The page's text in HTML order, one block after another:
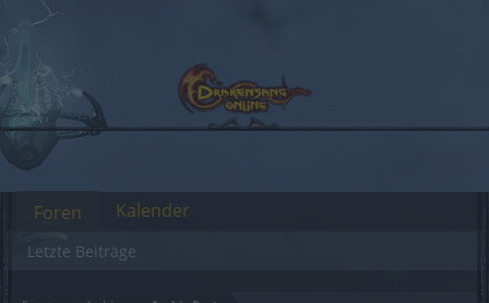
Foren
Letzte Beiträge
Kalender